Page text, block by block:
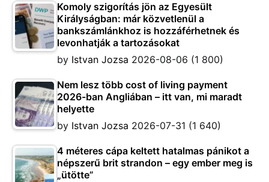
Komoly szigorítás jön az Egyesült
Királyságban: már közvetlenül a
bankszámlánkhoz is hozzáférhetnek és
levonhatják a tartozásokat
by Istvan Jozsa 2026-08-06 (1 800)
Nem lesz több cost of living payment
2026-ban Angliában – itt van, mi maradt
helyette
by Istvan Jozsa 2026-07-31 (1 640)
4 méteres cápa keltett hatalmas pánikot a
népszerű brit strandon – egy ember meg is
„ütötte”